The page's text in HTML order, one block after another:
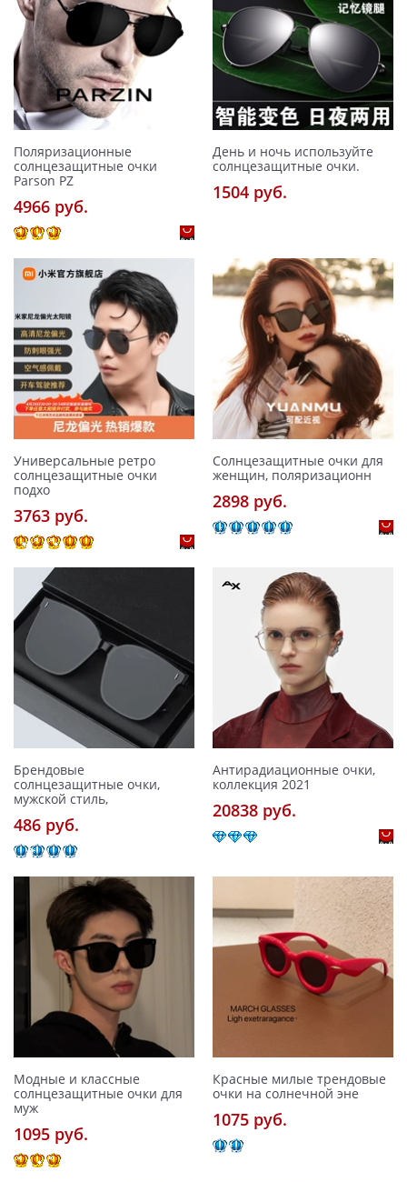
Поляризационные
солнцезащитные очки
Parson PZ
4966 pуб.
День и ночь используйте
солнцезащитные очки.
1504 pуб.
Универсальные ретро
солнцезащитные очки
подхо
3763 pуб.
Солнцезащитные очки для
женщин, поляризационн
2898 pуб.
Брендовые
солнцезащитные очки,
мужской стиль,
486 pуб.
Антирадиационные очки,
коллекция 2021
20838 pуб.
Модные и классные
солнцезащитные очки для
муж
1095 pуб.
Красные милые трендовые
очки на солнечной эне
1075 pуб.